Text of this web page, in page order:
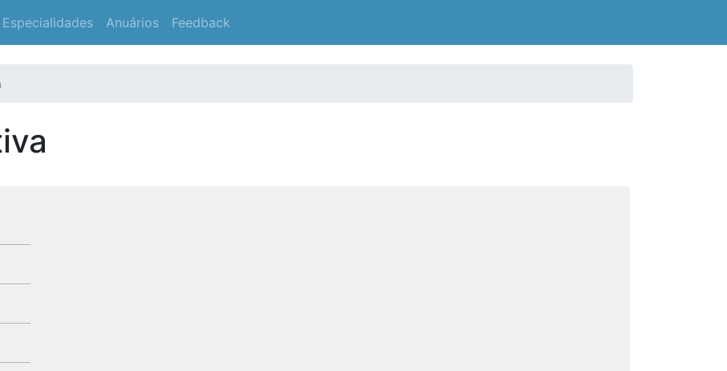
Especialidades Anuários Feedback